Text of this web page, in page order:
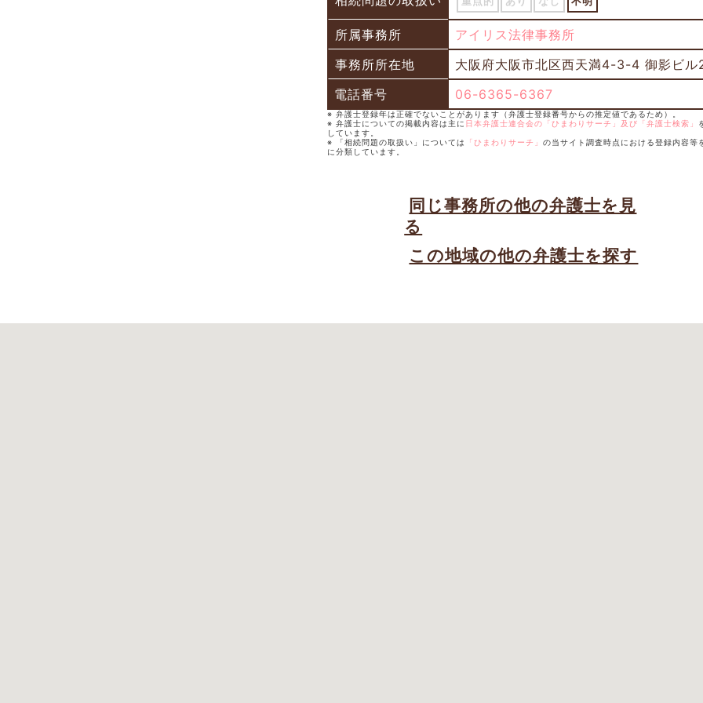
所属事務所
アイリス法律事務所
事務所所在地
大阪府大阪市北区西天満4-3-4 御影ビル
電話番号
06-6365-6367
※ 弁護士登録年は正確でないことがあります（弁護士登録番号からの推定値であるため）。
※ 弁護士についての掲載内容は主に 日本弁護士連合会の「ひまわりサーチ」及び「弁護士検索」
しています。
※ 「相続問題の取扱い」については
「ひまわりサーチ」 の当サイト調査時点における登録内容等
に分類しています。
同じ事務所の他の弁護士を見
る
この地域の他の弁護士を探す